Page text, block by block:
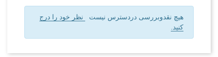
هیچ نقدوبررسی دردسترس نیست
نظر خود را درج
کنید.